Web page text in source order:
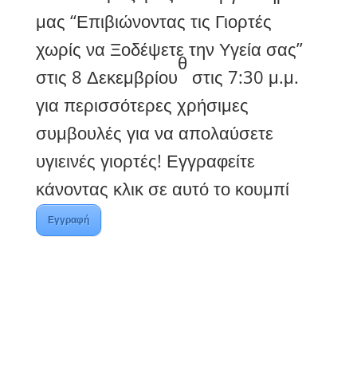
μας “Επιβιώνοντας τις Γιορτές
χωρίς να Ξοδέψετε την Υγεία σας”
στις 8 Δεκεμβρίου
θ
στις 7:30 μ.μ.
για περισσότερες χρήσιμες
συμβουλές για να απολαύσετε
υγιεινές γιορτές! Εγγραφείτε
κάνοντας κλικ σε αυτό το κουμπί
Εγγραφή